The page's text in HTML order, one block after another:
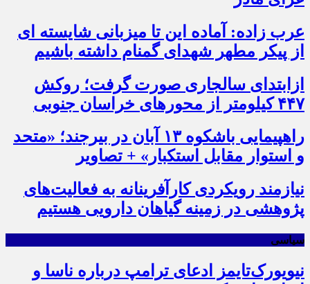
عرب زاده: آماده این تا میزبانی شایسته ای
از پیکر مطهر شهدای گمنام داشته باشیم
ازابتدای سالجاری صورت گرفت؛ روکش
۴۴۷ کیلومتر از محورهای خراسان جنوبی
راهپیمایی باشکوه ۱۳ آبان در بیرجند؛ «متحد
و استوار مقابل استکبار» + تصاویر
نیازمند رویکردی کارآفرینانه به فعالیت‌های
پژوهشی در زمینه گیاهان دارویی هستیم
سیاسی
نیویورک‌تایمز ادعای ترامپ درباره ناسا و